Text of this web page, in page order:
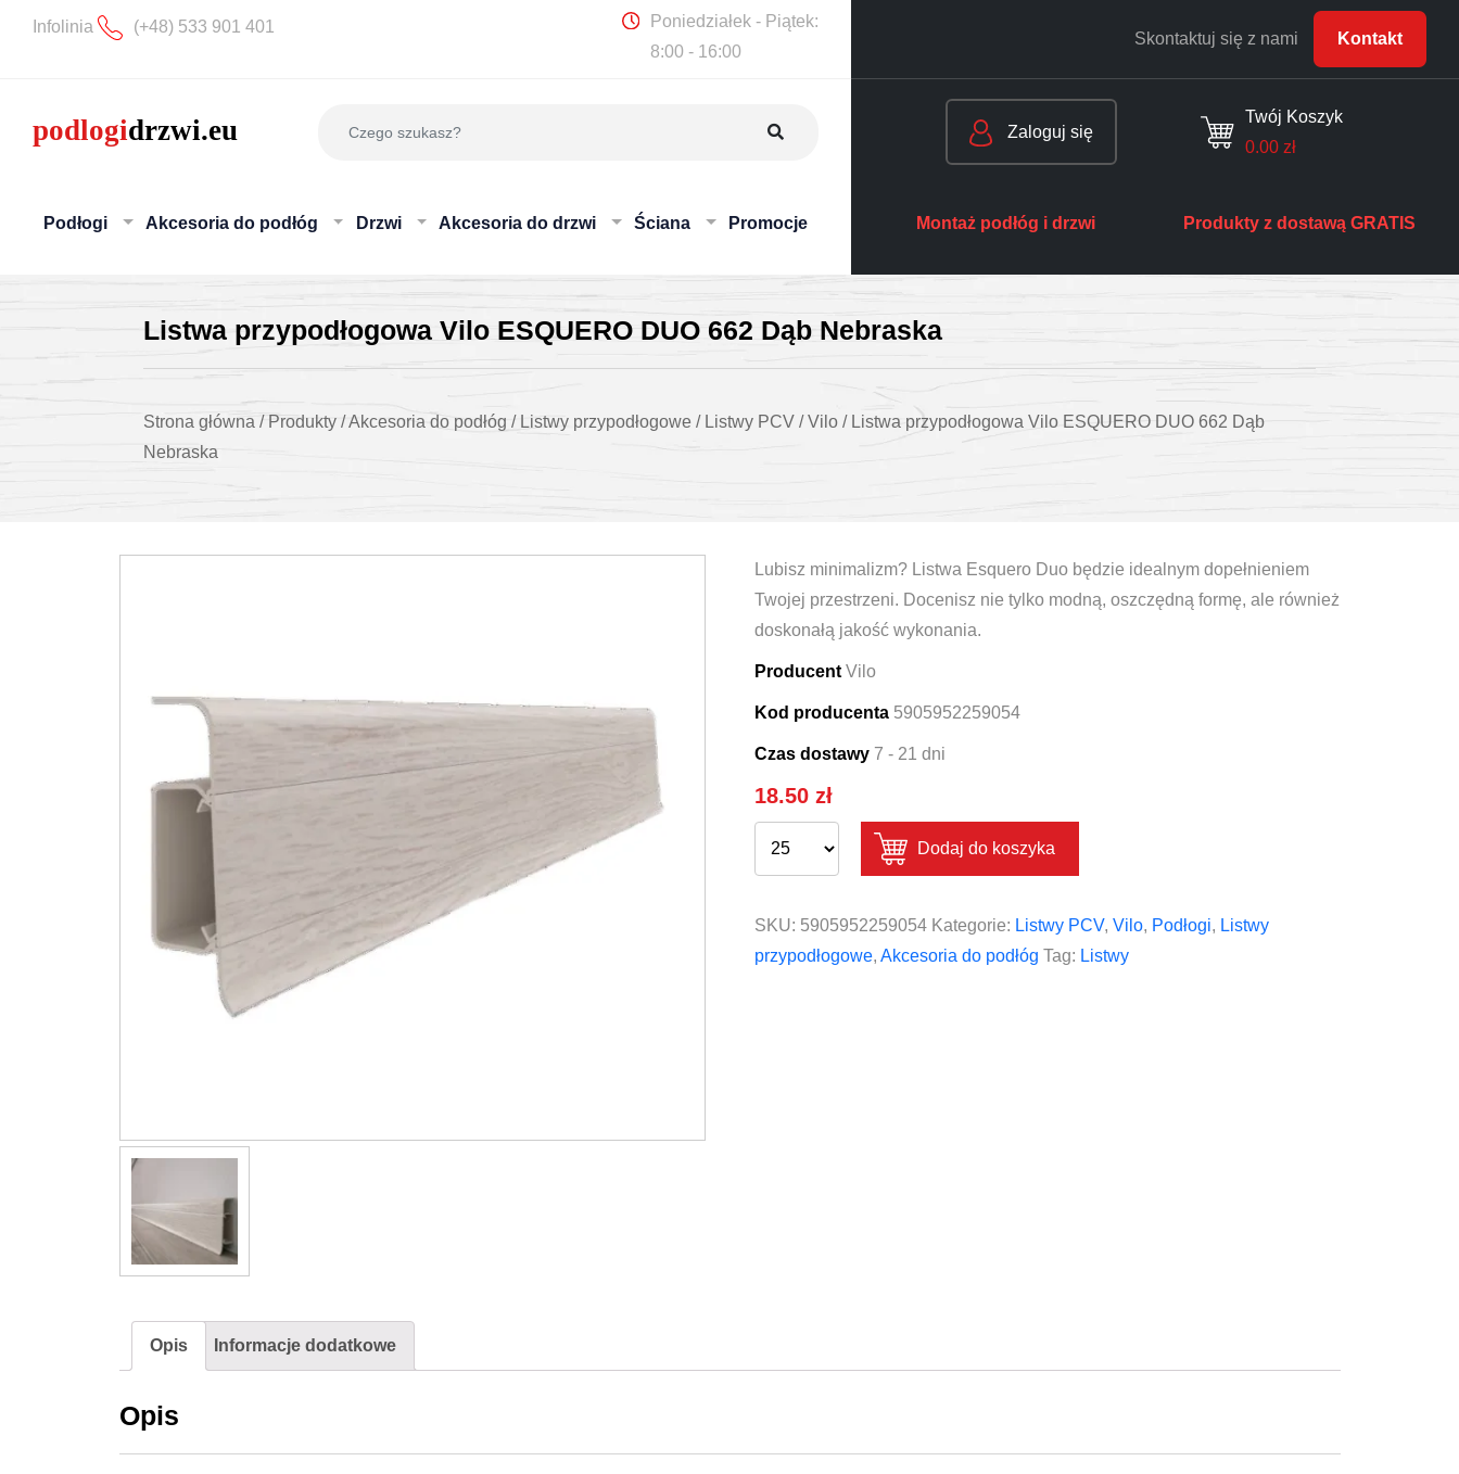
Infolinia (+48) 533 901 401
Poniedziałek - Piątek:
8:00 - 16:00
Skontaktuj się z nami Kontakt
Podłogi Akcesoria do podłóg Drzwi Akcesoria do drzwi Ściana Promocje
Zaloguj się
Twój Koszyk
0.00 zł
Montaż podłóg i drzwi Produkty z dostawą GRATIS
Listwa przypodłogowa Vilo ESQUERO DUO 662 Dąb Nebraska
Strona główna / Produkty /Akcesoria do podłóg / Listwy przypodłogowe / Listwy PCV /Vilo / Listwa przypodłogowa Vilo ESQUERO DUO 662 Dąb
Nebraska
Lubisz minimalizm? Listwa Esquero Duo będzie idealnym dopełnieniem
Twojej przestrzeni. Docenisz nie tylko modną, oszczędną formę, ale również
doskonałą jakość wykonania.
Producent Vilo
Kod producenta 5905952259054
Czas dostawy 7 - 21 dni
18.50 zł
Dodaj do koszyka
SKU: 5905952259054 Kategorie: Listwy PCV, Vilo, Podłogi, Listwy
przypodłogowe, Akcesoria do podłóg Tag: Listwy
Opis Informacje dodatkowe
Opis